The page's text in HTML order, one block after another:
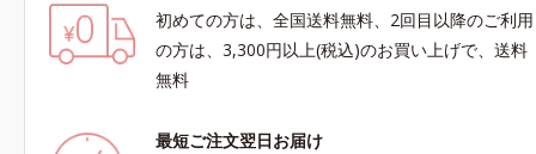
初めての方は、全国送料無料、2回目以降のご利用
の方は、3,300円以上(税込)のお買い上げで、送料
無料
最短ご注文翌日お届け